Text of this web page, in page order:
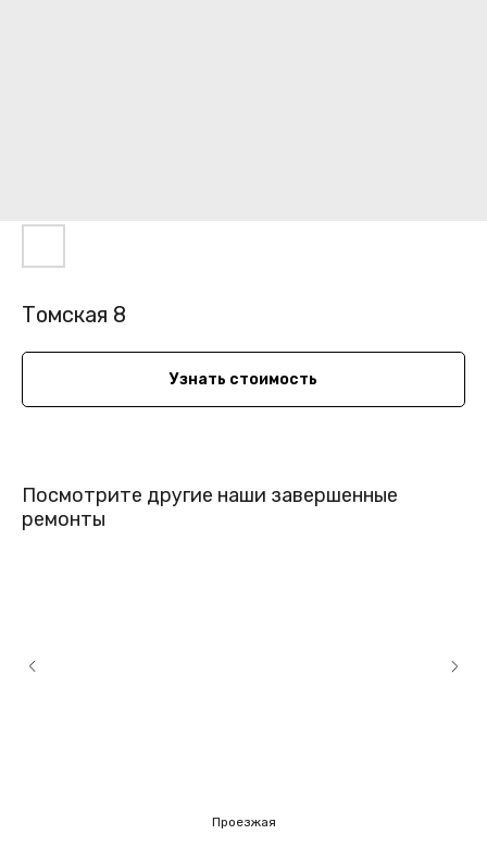
Томская 8
Узнать стоимость
Посмотрите другие наши завершенные
ремонты
Проезжая